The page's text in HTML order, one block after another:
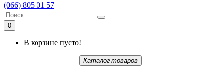
(066) 805 01 57
0
В корзине пусто!
Каталог товаров